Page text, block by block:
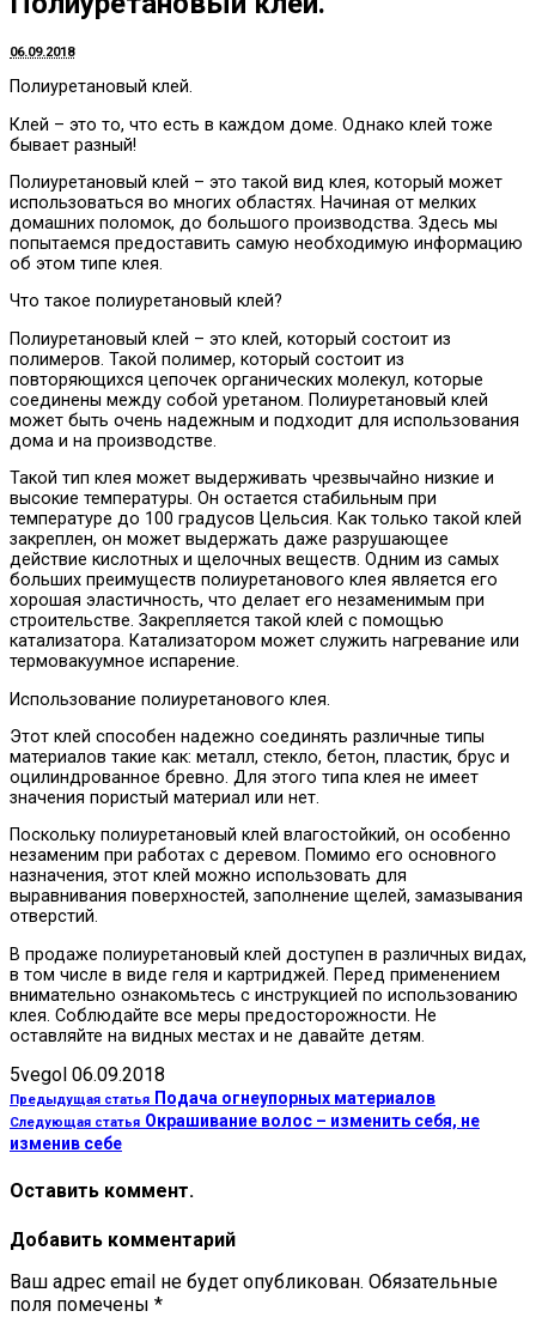
06.09.2018
Полиуретановый клей.
Клей – это то, что есть в каждом доме. Однако клей тоже
бывает разный!
Полиуретановый клей – это такой вид клея, который может
использоваться во многих областях. Начиная от мелких
домашних поломок, до большого производства. Здесь мы
попытаемся предоставить самую необходимую информацию
об этом типе клея.
Что такое полиуретановый клей?
Полиуретановый клей – это клей, который состоит из
полимеров. Такой полимер, который состоит из
повторяющихся цепочек органических молекул, которые
соединены между собой уретаном. Полиуретановый клей
может быть очень надежным и подходит для использования
дома и на производстве.
Такой тип клея может выдерживать чрезвычайно низкие и
высокие температуры. Он остается стабильным при
температуре до 100 градусов Цельсия. Как только такой клей
закреплен, он может выдержать даже разрушающее
действие кислотных и щелочных веществ. Одним из самых
больших преимуществ полиуретанового клея является его
хорошая эластичность, что делает его незаменимым при
строительстве. Закрепляется такой клей с помощью
катализатора. Катализатором может служить нагревание или
термовакуумное испарение.
Использование полиуретанового клея.
Этот клей способен надежно соединять различные типы
материалов такие как: металл, стекло, бетон, пластик, брус и
оцилиндрованное бревно. Для этого типа клея не имеет
значения пористый материал или нет.
Поскольку полиуретановый клей влагостойкий, он особенно
незаменим при работах с деревом. Помимо его основного
назначения, этот клей можно использовать для
выравнивания поверхностей, заполнение щелей, замазывания
отверстий.
В продаже полиуретановый клей доступен в различных видах,
в том числе в виде геля и картриджей. Перед применением
внимательно ознакомьтесь с инструкцией по использованию
клея. Соблюдайте все меры предосторожности. Не
оставляйте на видных местах и не давайте детям.
5vegol 06.09.2018
Предыдущая статья Подача огнеупорных материалов
Следующая статья Окрашивание волос – изменить себя, не
изменив себе
Оставить коммент.
Добавить комментарий
Ваш адрес email не будет опубликован. Обязательные
поля помечены *